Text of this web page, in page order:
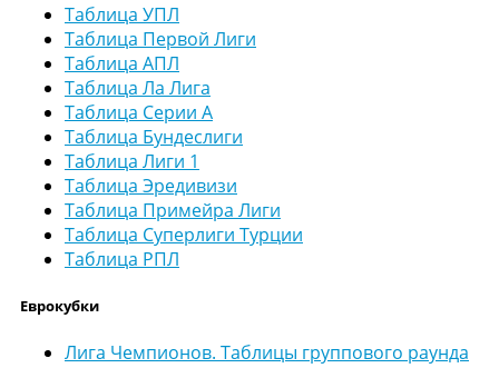
Таблица УПЛ
Таблица Первой Лиги
Таблица АПЛ
Таблица Ла Лига
Таблица Серии А
Таблица Бундеслиги
Таблица Лиги 1
Таблица Эредивизи
Таблица Примейра Лиги
Таблица Суперлиги Турции
Таблица РПЛ
Еврокубки
Лига Чемпионов. Таблицы группового раунда